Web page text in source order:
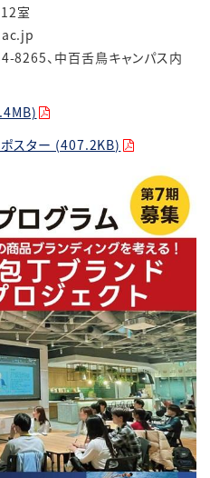
室
8265、中百舌鳥キャンパス内
スター (407.2KB)